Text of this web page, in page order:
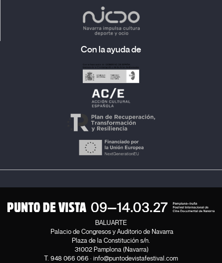
Con la ayuda de
BALUARTE
Palacio de Congresos y Auditorio de Navarra
Plaza de la Constitución s/n.
31002 Pamplona (Navarra)
T. 948 066 066 · info@puntodevistafestival.com